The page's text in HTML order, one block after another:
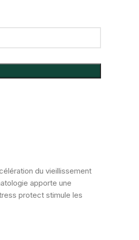
du vieillissement
apporte une
protect stimule les